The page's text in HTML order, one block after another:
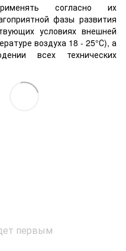
согласно их
фазы развития
условиях внешней
воздуха 18 - 25°С), а
всех технических
первым